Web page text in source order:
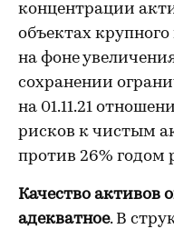
концентрации
объектах
на фоне
сохранении
на 01.11.21
рисков к чистым
против 26% годом
Качество активов
адекватное. В